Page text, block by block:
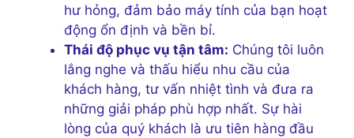
hư hỏng, đảm bảo máy tính của bạn hoạt
động ổn định và bền bỉ.
Thái độ phục vụ tận tâm: Chúng tôi luôn
lắng nghe và thấu hiểu nhu cầu của
khách hàng, tư vấn nhiệt tình và đưa ra
những giải pháp phù hợp nhất. Sự hài
lòng của quý khách là ưu tiên hàng đầu